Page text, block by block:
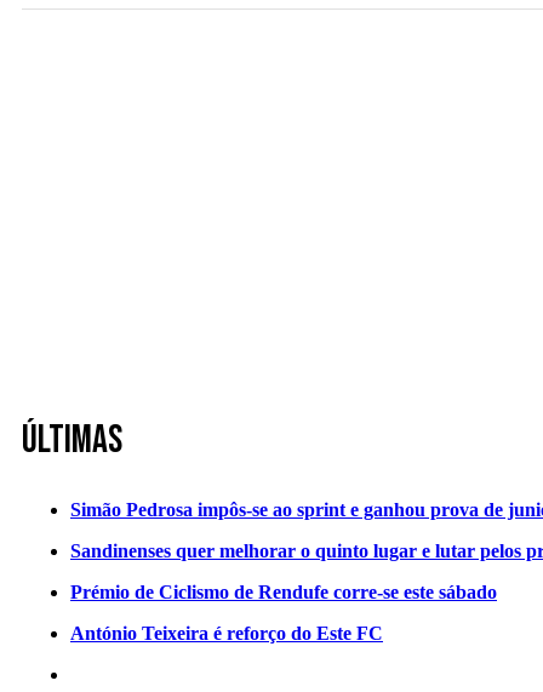
Últimas
Simão Pedrosa impôs-se ao sprint e ganhou prova de
Sandinenses quer melhorar o quinto lugar e lutar pelos
Prémio de Ciclismo de Rendufe corre-se este sábado
António Teixeira é reforço do Este FC